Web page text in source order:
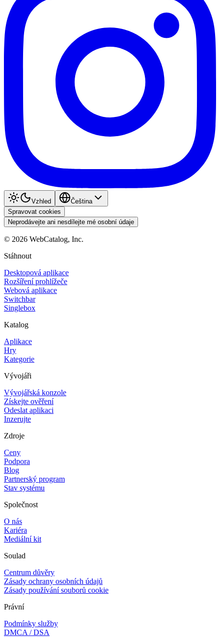
Vzhled
Čeština
Spravovat cookies
Neprodávejte ani nesdílejte mé osobní údaje
© 2026 WebCatalog, Inc.
Stáhnout
Desktopová aplikace
Rozšíření prohlížeče
Webová aplikace
Switchbar
Singlebox
Katalog
Aplikace
Hry
Kategorie
Vývojáři
Vývojářská konzole
Získejte ověření
Odeslat aplikaci
Inzerujte
Zdroje
Ceny
Podpora
Blog
Partnerský program
Stav systému
Společnost
O nás
Kariéra
Mediální kit
Soulad
Centrum důvěry
Zásady ochrany osobních údajů
Zásady používání souborů cookie
Právní
Podmínky služby
DMCA / DSA